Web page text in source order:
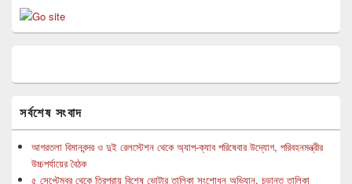
সর্বশেষ সংবাদ
আগরতলা বিমানবন্দর ও দুই রেলস্টেশন থেকে অ্যাপ-ক্যাব পরিষেবার উদ্যোগ, পরিবহনমন্ত্রীর
উচ্চপর্যায়ের বৈঠক
৫ সেপ্টেম্বর থেকে ত্রিপুরায় বিশেষ ভোটার তালিকা সংশোধন অভিযান, চূড়ান্ত তালিকা